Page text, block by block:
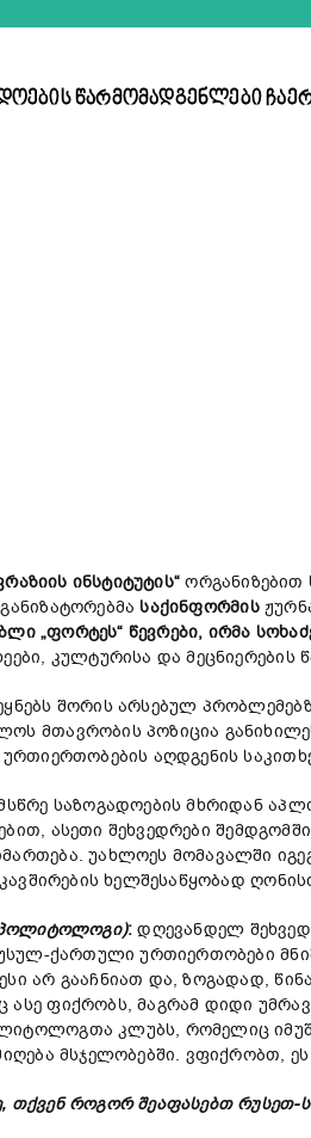
წარმომადგენლები
ინსტიტუტის“ ორგანიზებით
საქინფორმის
„ფორტეს“ წევრები, ირმა
კულტურისა და
შორის არსებულ
მთავრობის პოზიცია
აღდგენის
საზოგადოების მხრიდან
ასეთი შეხვედრები
უახლოეს მომავალში
ხელშესაწყობად
პოლიტოლოგი):დღევანდელ
ქართული ურთიერთობები
არ გააჩნიათ და, ზოგადად,
ფიქრობს, მაგრამ დიდი
კლუბს, რომელიც
მსჯელობებში. ვფიქრობთ,
როგორ შეაფასებთ რუსეთ-